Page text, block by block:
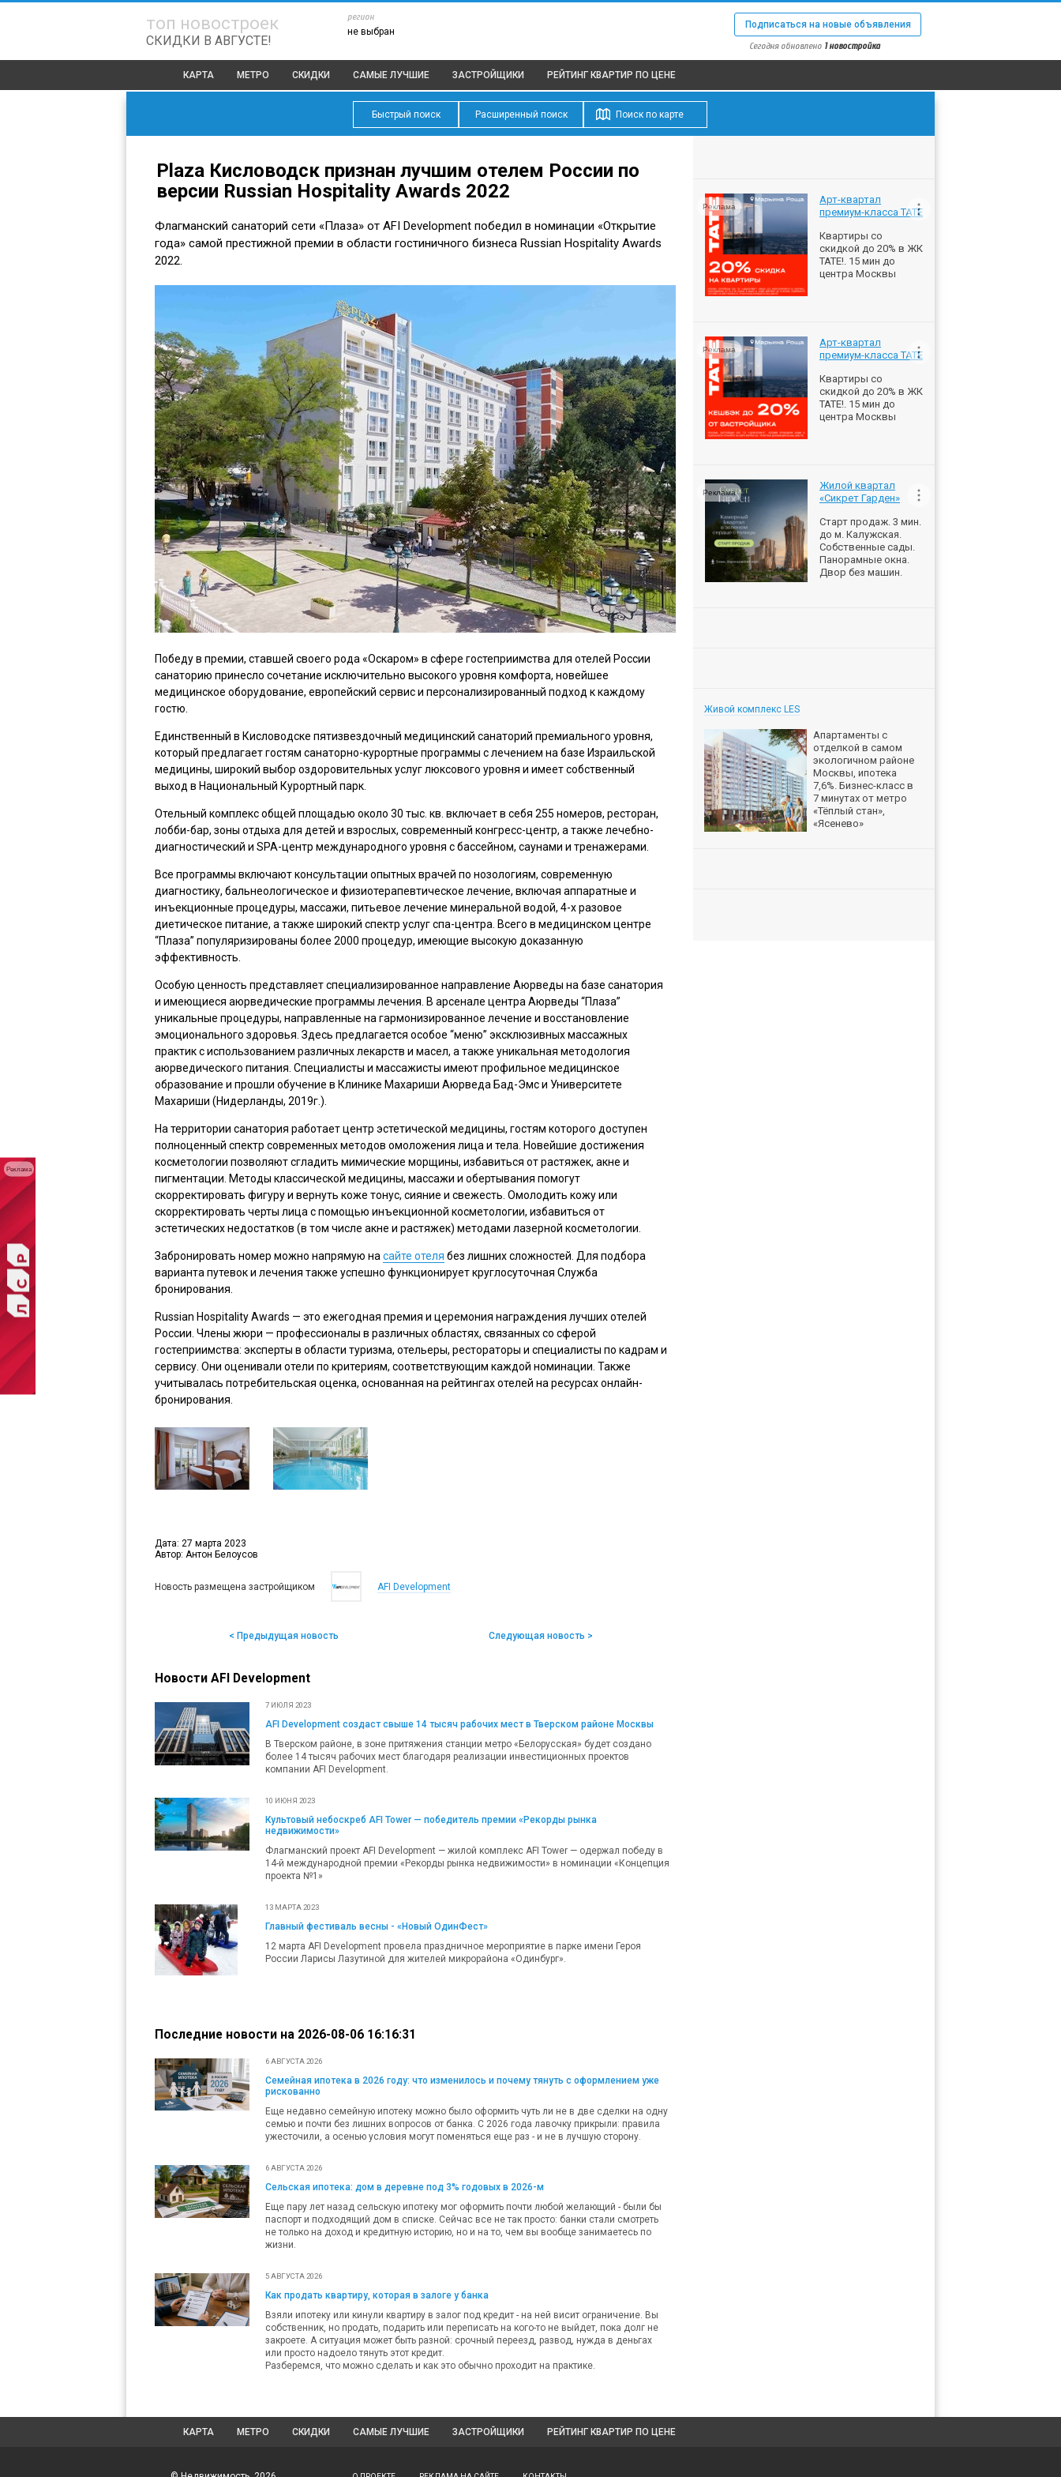
топ новостроек
СКИДКИ В АВГУСТЕ!
регион
не выбран
Подписаться на новые объявления
Сегодня обновлено 1 новостройка
КАРТА МЕТРО СКИДКИ САМЫЕ ЛУЧШИЕ ЗАСТРОЙЩИКИ РЕЙТИНГ КВАРТИР ПО ЦЕНЕ
Быстрый поиск Расширенный поиск Поиск по карте
Plaza Кисловодск признан лучшим отелем России по
версии Russian Hospitality Awards 2022
Флагманский санаторий сети «Плаза» от AFI Development победил в номинации «Открытие
года» самой престижной премии в области гостиничного бизнеса Russian Hospitality Awards
2022.
Победу в премии, ставшей своего рода «Оскаром» в сфере гостеприимства для отелей России
санаторию принесло сочетание исключительно высокого уровня комфорта, новейшее
медицинское оборудование, европейский сервис и персонализированный подход к каждому
гостю.
Единственный в Кисловодске пятизвездочный медицинский санаторий премиального уровня,
который предлагает гостям санаторно-курортные программы с лечением на базе Израильской
медицины, широкий выбор оздоровительных услуг люксового уровня и имеет собственный
выход в Национальный Курортный парк.
Отельный комплекс общей площадью около 30 тыс. кв. включает в себя 255 номеров, ресторан,
лобби-бар, зоны отдыха для детей и взрослых, современный конгресс-центр, а также лечебно-
диагностический и SPA-центр международного уровня с бассейном, саунами и тренажерами.
Все программы включают консультации опытных врачей по нозологиям, современную
диагностику, бальнеологическое и физиотерапевтическое лечение, включая аппаратные и
инъекционные процедуры, массажи, питьевое лечение минеральной водой, 4-х разовое
диетическое питание, а также широкий спектр услуг спа-центра. Всего в медицинском центре
“Плаза” популяризированы более 2000 процедур, имеющие высокую доказанную
эффективность.
Особую ценность представляет специализированное направление Аюрведы на базе санатория
и имеющиеся аюрведические программы лечения. В арсенале центра Аюрведы “Плаза”
уникальные процедуры, направленные на гармонизированное лечение и восстановление
эмоционального здоровья. Здесь предлагается особое “меню” эксклюзивных массажных
практик с использованием различных лекарств и масел, а также уникальная методология
аюрведического питания. Специалисты и массажисты имеют профильное медицинское
образование и прошли обучение в Клинике Махариши Аюрведа Бад-Эмс и Университете
Махариши (Нидерланды, 2019г.).
На территории санатория работает центр эстетической медицины, гостям которого доступен
полноценный спектр современных методов омоложения лица и тела. Новейшие достижения
косметологии позволяют сгладить мимические морщины, избавиться от растяжек, акне и
пигментации. Методы классической медицины, массажи и обертывания помогут
скорректировать фигуру и вернуть коже тонус, сияние и свежесть. Омолодить кожу или
скорректировать черты лица с помощью инъекционной косметологии, избавиться от
эстетических недостатков (в том числе акне и растяжек) методами лазерной косметологии.
Забронировать номер можно напрямую на сайте отеля без лишних сложностей. Для подбора
варианта путевок и лечения также успешно функционирует круглосуточная Служба
бронирования.
Russian Hospitality Awards — это ежегодная премия и церемония награждения лучших отелей
России. Члены жюри — профессионалы в различных областях, связанных со сферой
гостеприимства: эксперты в области туризма, отельеры, рестораторы и специалисты по кадрам и
сервису. Они оценивали отели по критериям, соответствующим каждой номинации. Также
учитывалась потребительская оценка, основанная на рейтингах отелей на ресурсах онлайн-
бронирования.
Дата: 27 марта 2023
Автор: Антон Белоусов
Новость размещена застройщиком AFI Development
< Предыдущая новость Следующая новость >
Новости AFI Development
7 ИЮЛЯ 2023
AFI Development создаст свыше 14 тысяч рабочих мест в Тверском районе Москвы
В Тверском районе, в зоне притяжения станции метро «Белорусская» будет создано
более 14 тысяч рабочих мест благодаря реализации инвестиционных проектов
компании AFI Development.
10 ИЮНЯ 2023
Культовый небоскреб AFI Tower — победитель премии «Рекорды рынка
недвижимости»
Флагманский проект AFI Development — жилой комплекс AFI Tower — одержал победу в
14-й международной премии «Рекорды рынка недвижимости» в номинации «Концепция
проекта №1»
13 МАРТА 2023
Главный фестиваль весны - «Новый ОдинФест»
12 марта AFI Development провела праздничное мероприятие в парке имени Героя
России Ларисы Лазутиной для жителей микрорайона «Одинбург».
Последние новости на 2026-08-06 16:16:31
6 АВГУСТА 2026
Семейная ипотека в 2026 году: что изменилось и почему тянуть с оформлением уже
рискованно
Еще недавно семейную ипотеку можно было оформить чуть ли не в две сделки на одну
семью и почти без лишних вопросов от банка. С 2026 года лавочку прикрыли: правила
ужесточили, а осенью условия могут поменяться еще раз - и не в лучшую сторону.
6 АВГУСТА 2026
Сельская ипотека: дом в деревне под 3% годовых в 2026-м
Еще пару лет назад сельскую ипотеку мог оформить почти любой желающий - были бы
паспорт и подходящий дом в списке. Сейчас все не так просто: банки стали смотреть
не только на доход и кредитную историю, но и на то, чем вы вообще занимаетесь по
жизни.
5 АВГУСТА 2026
Как продать квартиру, которая в залоге у банка
Взяли ипотеку или кинули квартиру в залог под кредит - на ней висит ограничение. Вы
собственник, но продать, подарить или переписать на кого-то не выйдет, пока долг не
закроете. А ситуация может быть разной: срочный переезд, развод, нужда в деньгах
или просто надоело тянуть этот кредит.
Разберемся, что можно сделать и как это обычно проходит на практике.
Реклама
Арт-квартал
премиум-класса ТАТЕ
Квартиры со
скидкой до 20% в ЖК
ТАТЕ!. 15 мин до
центра Москвы
Реклама
Арт-квартал
премиум-класса ТАТЕ
Квартиры со
скидкой до 20% в ЖК
ТАТЕ!. 15 мин до
центра Москвы
Реклама
Жилой квартал
«Сикрет Гарден»
Старт продаж. 3 мин.
до м. Калужская.
Собственные сады.
Панорамные окна.
Двор без машин.
Реклама
Живой комплекс LES
Апартаменты с
отделкой в самом
экологичном районе
Москвы, ипотека
7,6%. Бизнес-класс в
7 минутах от метро
«Тёплый стан»,
«Ясенево»
КАРТА МЕТРО СКИДКИ САМЫЕ ЛУЧШИЕ ЗАСТРОЙЩИКИ РЕЙТИНГ КВАРТИР ПО ЦЕНЕ